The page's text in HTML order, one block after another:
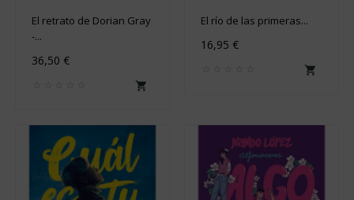
El retrato de Dorian Gray
-...
36,50 €

El río de las primeras...
16,95 €
